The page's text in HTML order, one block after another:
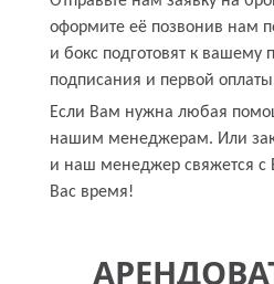
оформите её позвонив нам
и бокс подготовят к вашему
подписания и первой
Если Вам нужна любая
нашим менеджерам. Или
и наш менеджер свяжется с
Вас время!